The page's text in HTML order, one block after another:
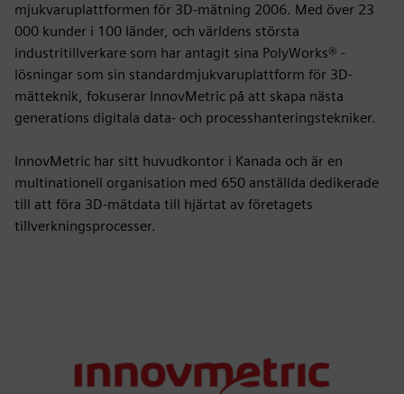
mjukvaruplattformen för 3D-mätning 2006. Med över 23
000 kunder i 100 länder, och världens största
industritillverkare som har antagit sina PolyWorks® -
lösningar som sin standardmjukvaruplattform för 3D-
mätteknik, fokuserar InnovMetric på att skapa nästa
generations digitala data- och processhanteringstekniker.
InnovMetric har sitt huvudkontor i Kanada och är en
multinationell organisation med 650 anställda dedikerade
till att föra 3D-mätdata till hjärtat av företagets
tillverkningsprocesser.